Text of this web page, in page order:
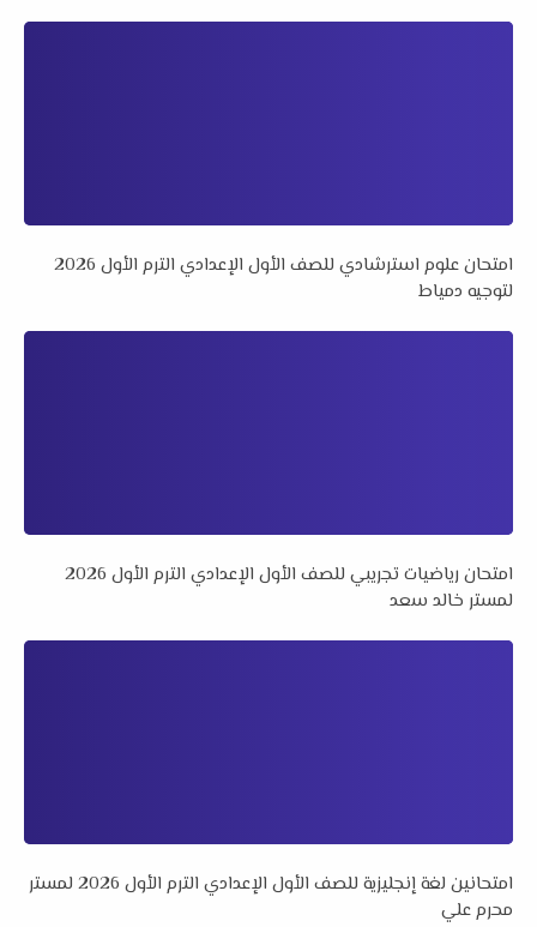
امتحان علوم استرشادي للصف الأول الإعدادي الترم الأول 2026
لتوجيه دمياط
امتحان رياضيات تجريبي للصف الأول الإعدادي الترم الأول 2026
لمستر خالد سعد
امتحانين لغة إنجليزية للصف الأول الإعدادي الترم الأول 2026 لمستر
محرم علي